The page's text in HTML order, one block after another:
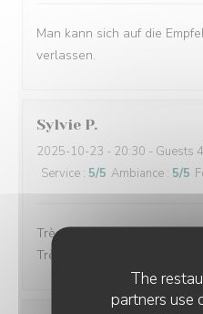
The
partners use
Man kann sich auf die
verlassen.
Sylvie P
2025-10-23 - 20:30 - Guests 4
Service : 5/5 Ambiance : 5/5
Très bon accueil, les plats
Très bon service.